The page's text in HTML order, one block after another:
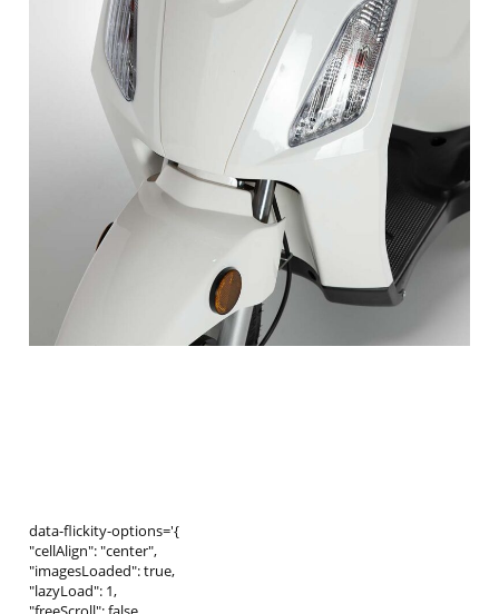
data-flickity-options='{
"cellAlign": "center",
"imagesLoaded": true,
"lazyLoad": 1,